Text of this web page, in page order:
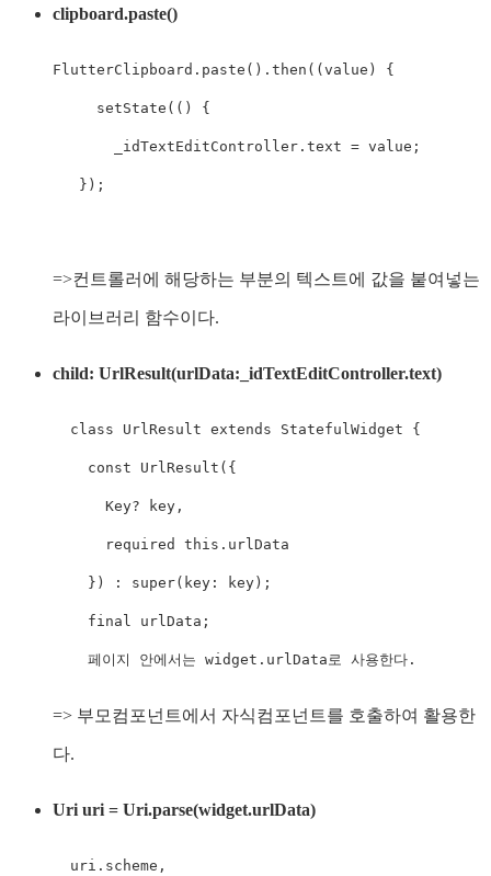
clipboard.paste()
FlutterClipboard.paste().then((value) {
     setState(() {
       _idTextEditController.text = value;
   });
=>컨트롤러에 해당하는 부분의 텍스트에 값을 붙여넣는
라이브러리 함수이다.
child: UrlResult(urlData:_idTextEditController.text)
  class UrlResult extends StatefulWidget {
    const UrlResult({
      Key? key,
      required this.urlData
    }) : super(key: key);
    final urlData;
    페이지 안에서는 widget.urlData로 사용한다.
=> 부모컴포넌트에서 자식컴포넌트를 호출하여 활용한
다.
Uri uri = Uri.parse(widget.urlData)
  uri.scheme,